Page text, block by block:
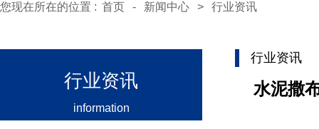
您现在所在的位置 : 首页 - 新闻中心 > 行业资讯
行业资讯
information
行业资讯
水泥撒